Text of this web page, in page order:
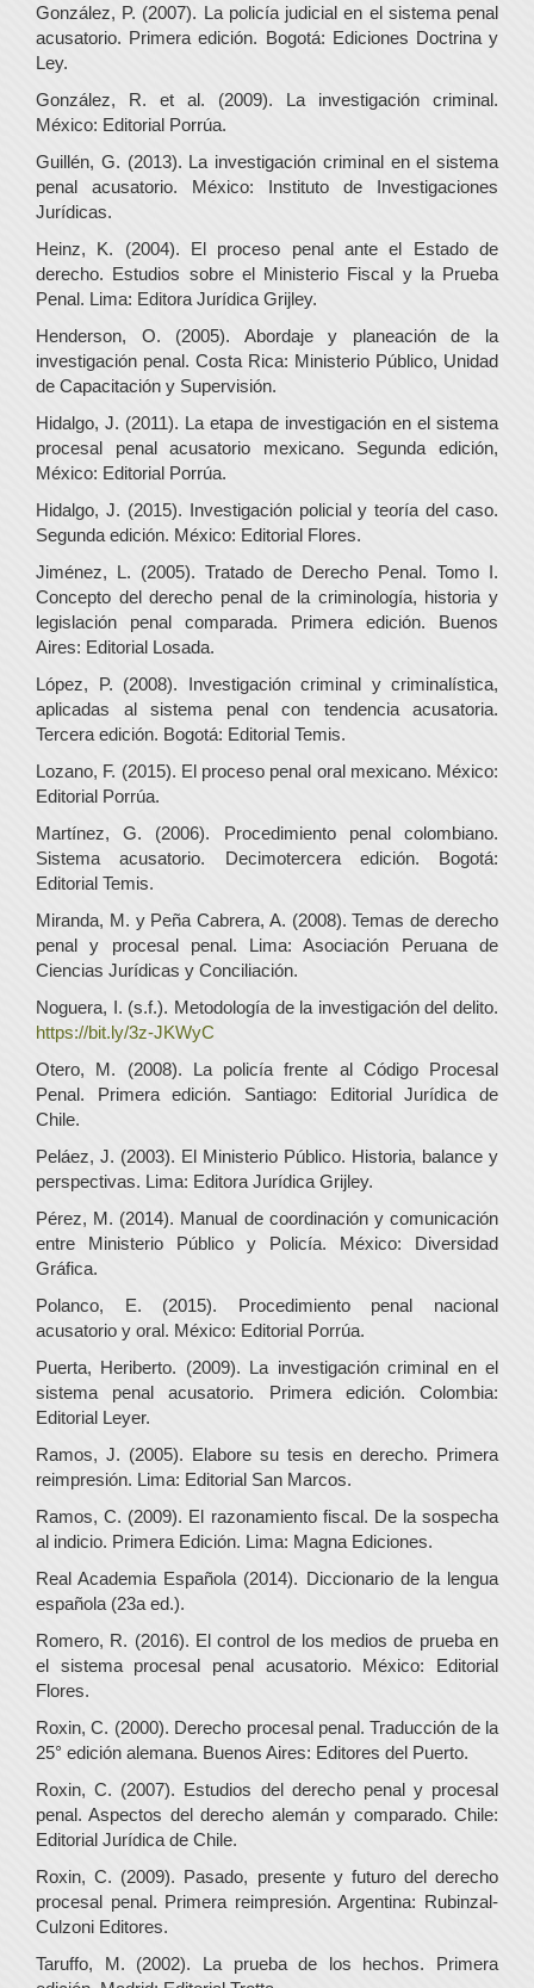
González, P. (2007). La policía judicial en el sistema penal
acusatorio. Primera edición. Bogotá: Ediciones Doctrina y
Ley.
González, R. et al. (2009). La investigación criminal.
México: Editorial Porrúa.
Guillén, G. (2013). La investigación criminal en el sistema
penal acusatorio. México: Instituto de Investigaciones
Jurídicas.
Heinz, K. (2004). El proceso penal ante el Estado de
derecho. Estudios sobre el Ministerio Fiscal y la Prueba
Penal. Lima: Editora Jurídica Grijley.
Henderson, O. (2005). Abordaje y planeación de la
investigación penal. Costa Rica: Ministerio Público, Unidad
de Capacitación y Supervisión.
Hidalgo, J. (2011). La etapa de investigación en el sistema
procesal penal acusatorio mexicano. Segunda edición,
México: Editorial Porrúa.
Hidalgo, J. (2015). Investigación policial y teoría del caso.
Segunda edición. México: Editorial Flores.
Jiménez, L. (2005). Tratado de Derecho Penal. Tomo I.
Concepto del derecho penal de la criminología, historia y
legislación penal comparada. Primera edición. Buenos
Aires: Editorial Losada.
López, P. (2008). Investigación criminal y criminalística,
aplicadas al sistema penal con tendencia acusatoria.
Tercera edición. Bogotá: Editorial Temis.
Lozano, F. (2015). El proceso penal oral mexicano. México:
Editorial Porrúa.
Martínez, G. (2006). Procedimiento penal colombiano.
Sistema acusatorio. Decimotercera edición. Bogotá:
Editorial Temis.
Miranda, M. y Peña Cabrera, A. (2008). Temas de derecho
penal y procesal penal. Lima: Asociación Peruana de
Ciencias Jurídicas y Conciliación.
Noguera, I. (s.f.). Metodología de la investigación del delito.
https://bit.ly/3z-JKWyC
Otero, M. (2008). La policía frente al Código Procesal
Penal. Primera edición. Santiago: Editorial Jurídica de
Chile.
Peláez, J. (2003). El Ministerio Público. Historia, balance y
perspectivas. Lima: Editora Jurídica Grijley.
Pérez, M. (2014). Manual de coordinación y comunicación
entre Ministerio Público y Policía. México: Diversidad
Gráfica.
Polanco, E. (2015). Procedimiento penal nacional
acusatorio y oral. México: Editorial Porrúa.
Puerta, Heriberto. (2009). La investigación criminal en el
sistema penal acusatorio. Primera edición. Colombia:
Editorial Leyer.
Ramos, J. (2005). Elabore su tesis en derecho. Primera
reimpresión. Lima: Editorial San Marcos.
Ramos, C. (2009). El razonamiento fiscal. De la sospecha
al indicio. Primera Edición. Lima: Magna Ediciones.
Real Academia Española (2014). Diccionario de la lengua
española (23a ed.).
Romero, R. (2016). El control de los medios de prueba en
el sistema procesal penal acusatorio. México: Editorial
Flores.
Roxin, C. (2000). Derecho procesal penal. Traducción de la
25° edición alemana. Buenos Aires: Editores del Puerto.
Roxin, C. (2007). Estudios del derecho penal y procesal
penal. Aspectos del derecho alemán y comparado. Chile:
Editorial Jurídica de Chile.
Roxin, C. (2009). Pasado, presente y futuro del derecho
procesal penal. Primera reimpresión. Argentina: Rubinzal-
Culzoni Editores.
Taruffo, M. (2002). La prueba de los hechos. Primera